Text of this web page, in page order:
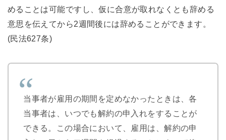
めることは可能ですし、仮に合意が取れなくとも辞める
意思を伝えてから2週間後には辞めることができます。
(民法627条)
当事者が雇用の期間を定めなかったときは、各
当事者は、いつでも解約の申入れをすることが
できる。この場合において、雇用は、解約の申